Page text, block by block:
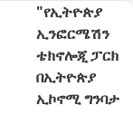
"የኢትዮጵያ
ኢንፎርሜሽን
ቴክኖሎጂ ፓርክ
በኢትዮጵያ
ኢኮኖሚ ግንባታ